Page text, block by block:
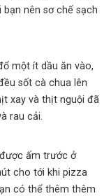
nên sơ chế sạch
một ít dầu ăn vào,
sốt cà chua lên
xay và thịt nguội đã
rau cải.
ấm trước ở
cho tới khi pizza
có thể thêm thêm